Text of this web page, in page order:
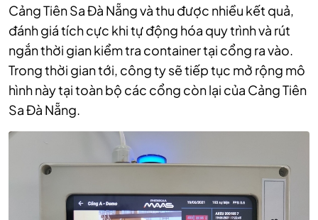
Cảng Tiên Sa Đà Nẵng và thu được nhiều kết quả,
đánh giá tích cực khi tự động hóa quy trình và rút
ngắn thời gian kiểm tra container tại cổng ra vào.
Trong thời gian tới, công ty sẽ tiếp tục mở rộng mô
hình này tại toàn bộ các cổng còn lại của Cảng Tiên
Sa Đà Nẵng.